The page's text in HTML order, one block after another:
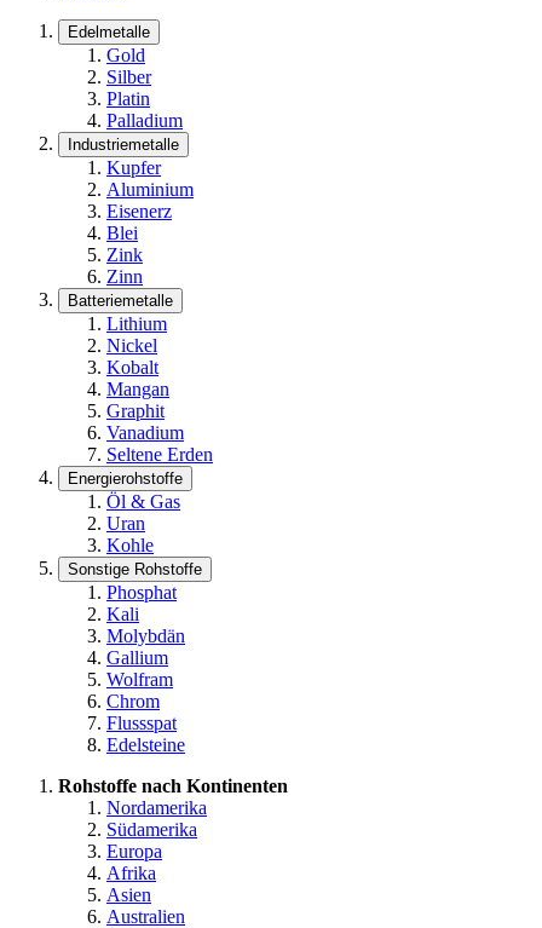
Edelmetalle
Gold
Silber
Platin
Palladium
Industriemetalle
Kupfer
Aluminium
Eisenerz
Blei
Zink
Zinn
Batteriemetalle
Lithium
Nickel
Kobalt
Mangan
Graphit
Vanadium
Seltene Erden
Energierohstoffe
Öl & Gas
Uran
Kohle
Sonstige Rohstoffe
Phosphat
Kali
Molybdän
Gallium
Wolfram
Chrom
Flussspat
Edelsteine
Rohstoffe nach Kontinenten
Nordamerika
Südamerika
Europa
Afrika
Asien
Australien